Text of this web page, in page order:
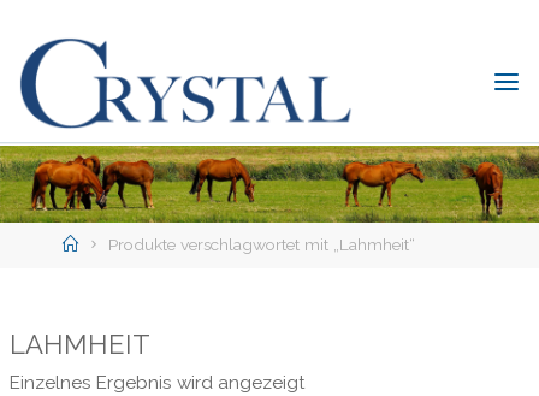
content
Crystal
Verlag
DER
ONLINE-
SHOP
HomeProdukte verschlagwortet mit „Lahmheit“
LAHMHEIT
Einzelnes Ergebnis wird angezeigt